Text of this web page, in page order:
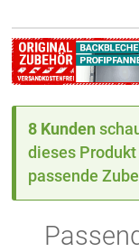
8 Kunden
dieses
passende